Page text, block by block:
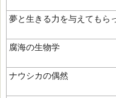
夢と生きる力を与えてもら
腐海の生物学
ナウシカの偶然